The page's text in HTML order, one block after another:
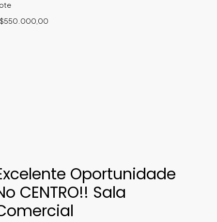
Oportunidade
CENTRO!! Sala